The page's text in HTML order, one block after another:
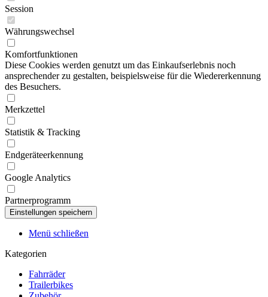
Session
Währungswechsel
Komfortfunktionen
Diese Cookies werden genutzt um das Einkaufserlebnis noch
ansprechender zu gestalten, beispielsweise für die Wiedererkennung
des Besuchers.
Merkzettel
Statistik & Tracking
Endgeräteerkennung
Google Analytics
Partnerprogramm
Menü schließen
Kategorien
Fahrräder
Trailerbikes